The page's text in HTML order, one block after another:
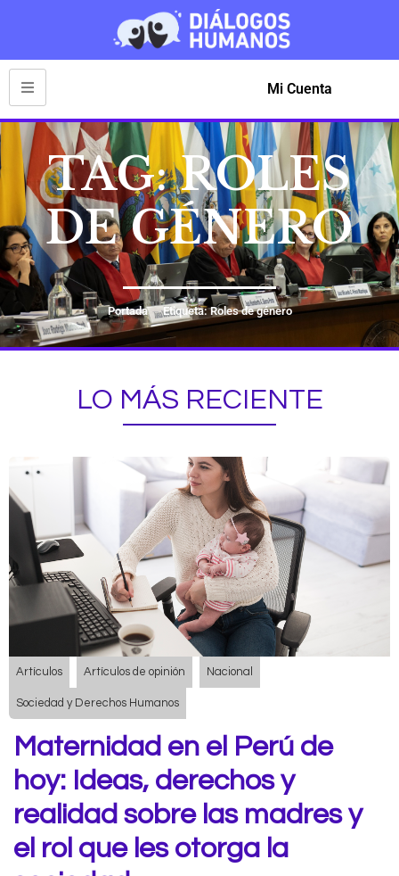
Mi Cuenta
TAG: ROLES
DE GÉNERO
Portada Etiqueta: Roles de género
LO MÁS RECIENTE
Artículos Artículos de opinión Nacional
Sociedad y Derechos Humanos
Maternidad en el Perú de
hoy: Ideas, derechos y
realidad sobre las madres y
el rol que les otorga la